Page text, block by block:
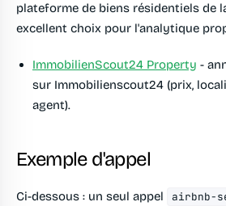
plateforme de biens résidentiels de
excellent choix pour l'analytique
ImmobilienScout24 Property -
sur Immobilienscout24 (prix,
agent).
Exemple d'appel
Ci-dessous : un seul appel airbnb-